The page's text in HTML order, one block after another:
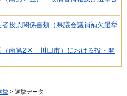
投票関係書類（県議会議員補欠選挙
（南第2区 川口市）における投・開
挙 > 選挙データ